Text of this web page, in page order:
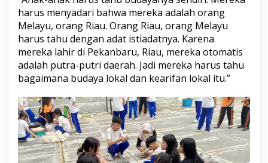
harus menyadari bahwa mereka adalah orang
Melayu, orang Riau. Orang Riau, orang Melayu
harus tahu dengan adat istiadatnya. Karena
mereka lahir di Pekanbaru, Riau, mereka otomatis
adalah putra-putri daerah. Jadi mereka harus tahu
bagaimana budaya lokal dan kearifan lokal itu.”